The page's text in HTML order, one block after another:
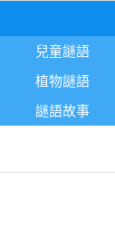
兒童謎語
植物謎語
謎語故事